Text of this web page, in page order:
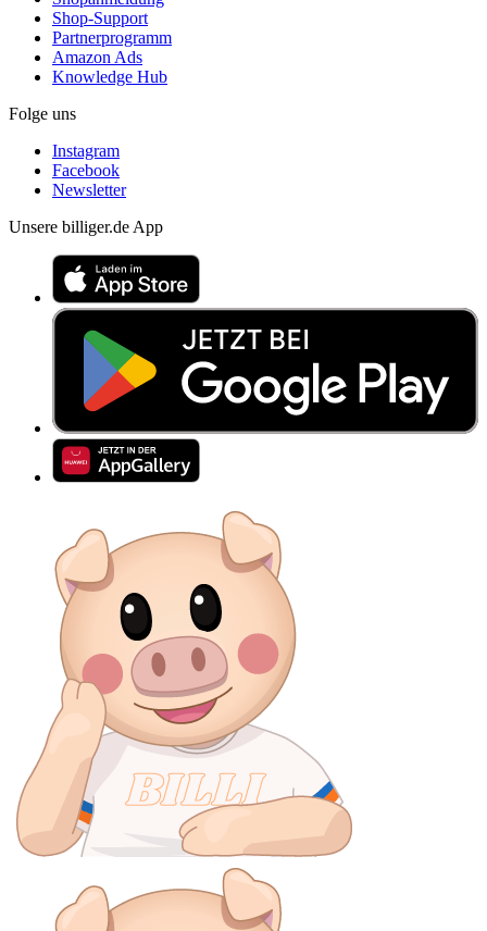
Shop-Support
Partnerprogramm
Amazon Ads
Knowledge Hub
Folge uns
Instagram
Facebook
Newsletter
Unsere billiger.de App